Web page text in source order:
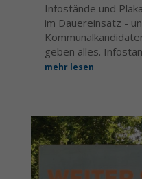
Infostände und
im Dauereinsatz -
geben alles.
mehr lesen